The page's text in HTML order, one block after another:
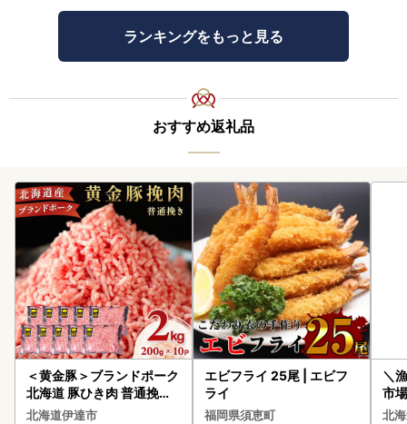
ランキングをもっと見る
おすすめ返礼品
＜黄金豚＞ブランドポーク
北海道 豚ひき肉 普通挽き
200g 10パック 計2kg
北海道伊達市
エビフライ 25尾 | エビフ
ライ
福岡県須恵町
＼
市
貝
北